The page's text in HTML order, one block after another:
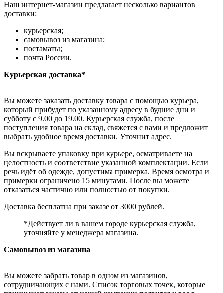
Наш интернет-магазин предлагает несколько вариантов
доставки:
курьерская;
самовывоз из магазина;
постаматы;
почта России.
Курьерская доставка*
Вы можете заказать доставку товара с помощью курьера,
который прибудет по указанному адресу в будние дни и
субботу с 9.00 до 19.00. Курьерская служба, после
поступления товара на склад, свяжется с вами и предложит
выбрать удобное время доставки. Уточнит адрес.
Вы вскрываете упаковку при курьере, осматриваете на
целостность и соответствие указанной комплектации. Если
речь идёт об одежде, допустима примерка. Время осмотра и
примерки ограничено 15 минутами. После вы можете
отказаться частично или полностью от покупки.
Доставка бесплатна при заказе от 3000 рублей.
*Действует ли в вашем городе курьерская служба,
уточняйте у менеджера магазина.
Самовывоз из магазина
Вы можете забрать товар в одном из магазинов,
сотрудничающих с нами. Список торговых точек, которые